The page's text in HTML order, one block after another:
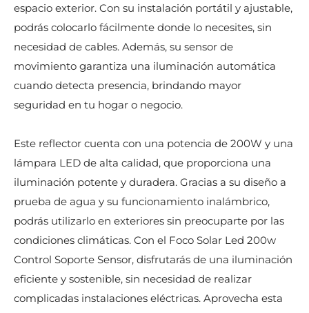
espacio exterior. Con su instalación portátil y ajustable,
podrás colocarlo fácilmente donde lo necesites, sin
necesidad de cables. Además, su sensor de
movimiento garantiza una iluminación automática
cuando detecta presencia, brindando mayor
seguridad en tu hogar o negocio.
Este reflector cuenta con una potencia de 200W y una
lámpara LED de alta calidad, que proporciona una
iluminación potente y duradera. Gracias a su diseño a
prueba de agua y su funcionamiento inalámbrico,
podrás utilizarlo en exteriores sin preocuparte por las
condiciones climáticas. Con el Foco Solar Led 200w
Control Soporte Sensor, disfrutarás de una iluminación
eficiente y sostenible, sin necesidad de realizar
complicadas instalaciones eléctricas. Aprovecha esta